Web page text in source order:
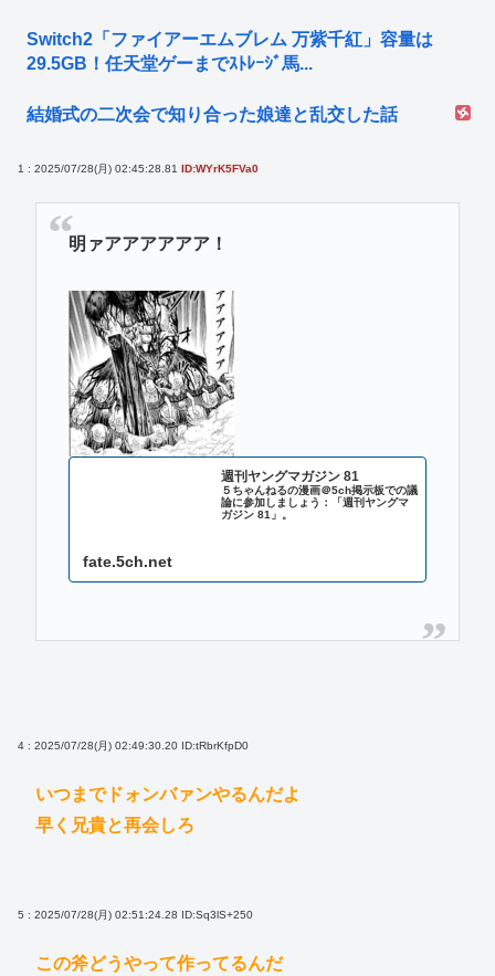
Switch2「ファイアーエムブレム 万紫千紅」容量は
29.5GB！任天堂ゲーまでｽﾄﾚｰｼﾞ馬...
結婚式の二次会で知り合った娘達と乱交した話
1 : 2025/07/28(月) 02:45:28.81 ID:WYrK5FVa0
明ァアアアアアア！
週刊ヤングマガジン 81
５ちゃんねるの漫画＠5ch掲示板での議
論に参加しましょう：「週刊ヤングマ
ガジン 81」。
fate.5ch.net
4 : 2025/07/28(月) 02:49:30.20 ID:tRbrKfpD0
いつまでドォンバァンやるんだよ
早く兄貴と再会しろ
5 : 2025/07/28(月) 02:51:24.28 ID:Sq3lS+250
この斧どうやって作ってるんだ